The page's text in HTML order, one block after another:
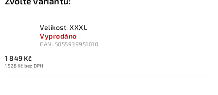
Velikost: XXXL
Vyprodáno
EAN: 5055939951010
1 849 Kč
1 528 Kč bez DPH